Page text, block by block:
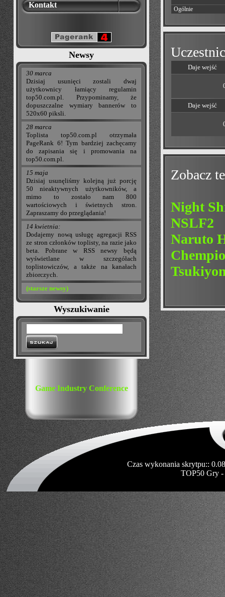
Kontakt
Newsy
30 marca
Dzisiaj usunięci zostali dwaj
użytkownicy łamiący regulamin
top50.com.pl. Przypominamy, że
dopuszczalne wymiary bannerów to
520x60 piksli.
28 marca
Toplista top50.com.pl otrzymała
PageRank 6! Tym bardziej zachęcamy
do zapisania się i promowania na
top50.com.pl.
15 maja
Dzisiaj usunęliśmy kolejną już porcję
50 nieaktywnych użytkowników, a
mimo to zostało nam 800
wartościowych i świetnych stron.
Zapraszamy do przeglądania!
14 kwietnia:
Dodajemy nową usługę agregacji RSS
ze stron członków toplisty, na razie jako
beta. Pobrane w RSS newsy będą
wyświetlane w szczegółach
toplistowiczów, a także na kanałach
zbiorczych.
(starsze newsy)
Wyszukiwanie
Game Industry Conference
Ogólnie
Daje wejść
Daje wejść
Zobacz
Night
NSLF2
Naruto
Czas wykonania skrytpu::
TOP50 Gry